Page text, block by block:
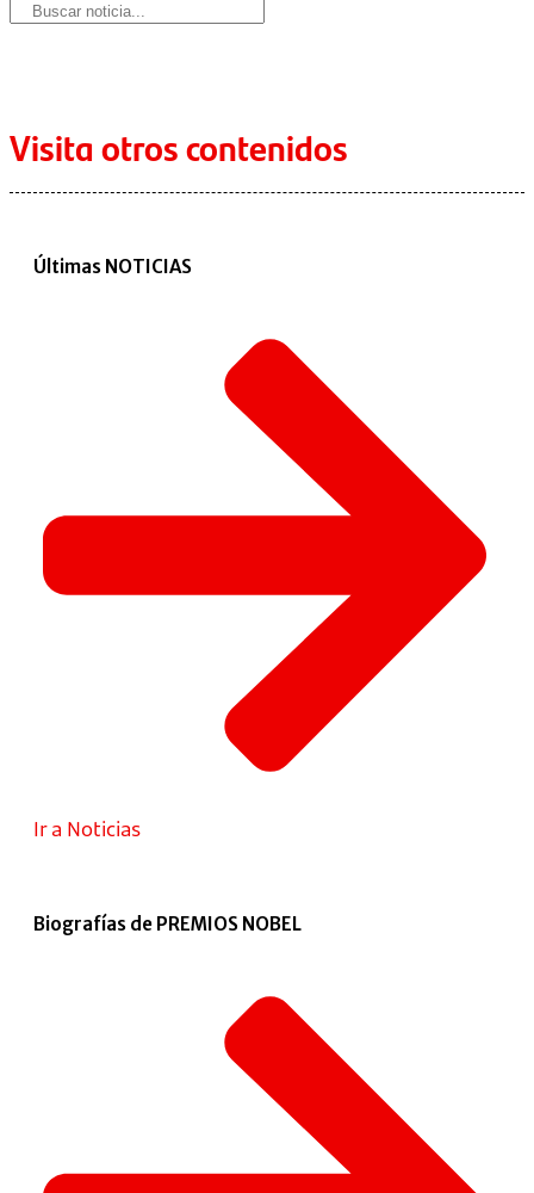
Visita otros contenidos
Últimas NOTICIAS
Ir a Noticias
Biografías de PREMIOS NOBEL